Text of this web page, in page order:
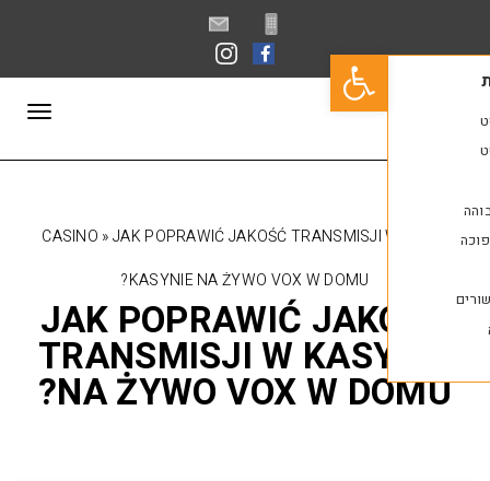
פתח סרגל נגישות
CASINO» JAK POPRAWIĆ JAKOŚĆ TRANSMISJI
KASYNIE NA ŻYWO VOX W DOMU?
JAK POPRAWIĆ
TRANSMISJI W
NA ŻYWO VOX W